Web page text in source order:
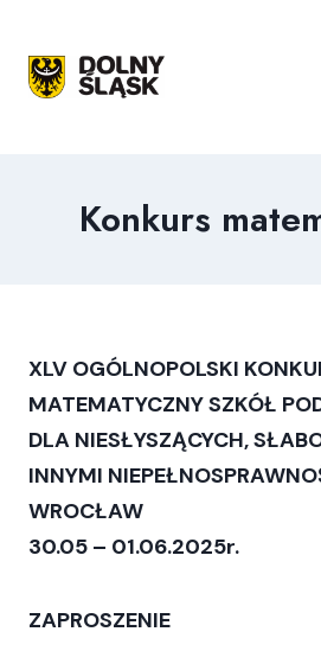
treści
Konkurs
XLV OGÓLNOPOLSKI
MATEMATYCZNY SZKÓŁ
DLA NIESŁYSZĄCYCH,
INNYMI
WROCŁAW
30.05 – 01.06.2025r.
ZAPROSZENIE